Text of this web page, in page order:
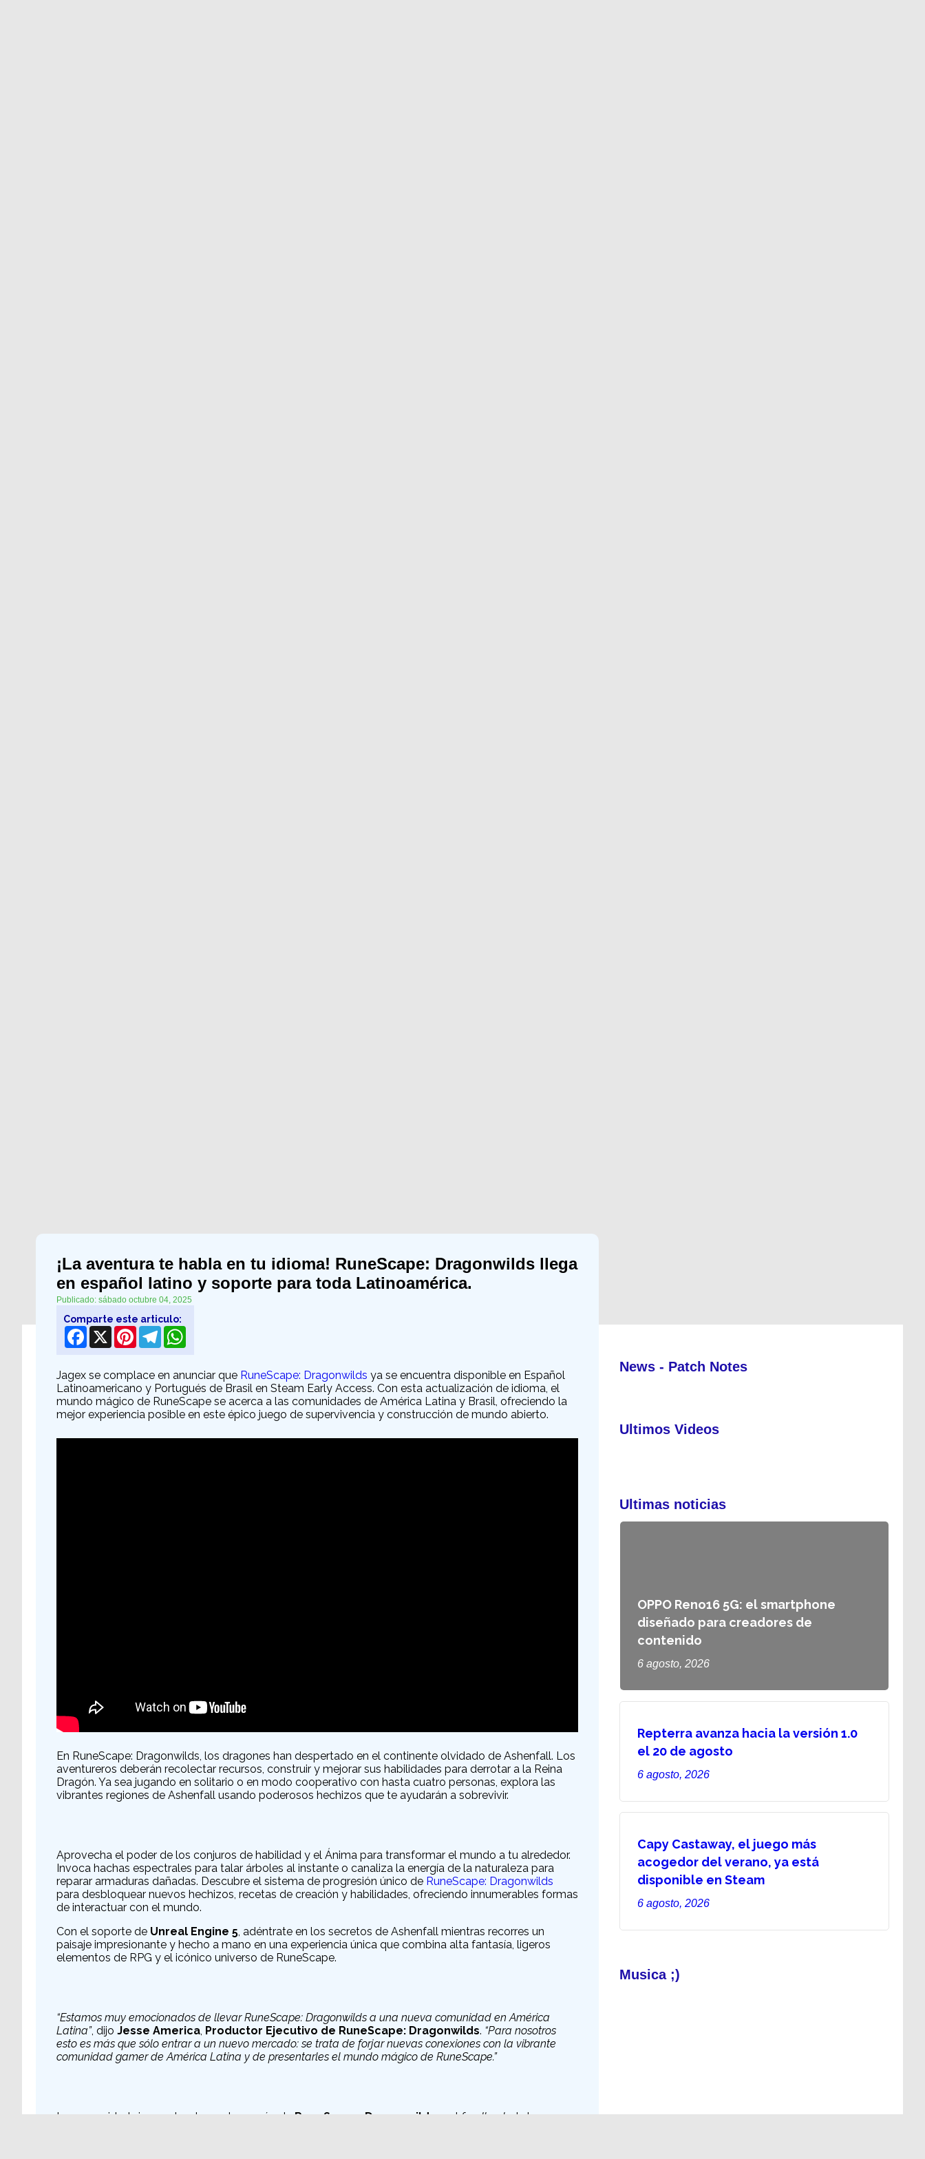
¡La aventura te habla en tu idioma! RuneScape: Dragonwilds llega
en español latino y soporte para toda Latinoamérica.
Publicado: sábado octubre 04, 2025
Comparte este articulo:
Facebook PinterestTelegram
Jagex se complace en anunciar que RuneScape: Dragonwilds ya se encuentra disponible en Español
Latinoamericano y Portugués de Brasil en Steam Early Access. Con esta actualización de idioma, el
mundo mágico de RuneScape se acerca a las comunidades de América Latina y Brasil, ofreciendo la
mejor experiencia posible en este épico juego de supervivencia y construcción de mundo abierto.
En RuneScape: Dragonwilds, los dragones han despertado en el continente olvidado de Ashenfall. Los
aventureros deberán recolectar recursos, construir y mejorar sus habilidades para derrotar a la Reina
Dragón. Ya sea jugando en solitario o en modo cooperativo con hasta cuatro personas, explora las
vibrantes regiones de Ashenfall usando poderosos hechizos que te ayudarán a sobrevivir.
Aprovecha el poder de los conjuros de habilidad y el Ánima para transformar el mundo a tu alrededor.
Invoca hachas espectrales para talar árboles al instante o canaliza la energía de la naturaleza para
reparar armaduras dañadas. Descubre el sistema de progresión único de RuneScape: Dragonwilds
para desbloquear nuevos hechizos, recetas de creación y habilidades, ofreciendo innumerables formas
de interactuar con el mundo.
Con el soporte de Unreal Engine 5, adéntrate en los secretos de Ashenfall mientras recorres un
paisaje impresionante y hecho a mano en una experiencia única que combina alta fantasía, ligeros
elementos de RPG y el icónico universo de RuneScape.
“Estamos muy emocionados de llevar RuneScape: Dragonwilds a una nueva comunidad en América
Latina”, dijo Jesse America, Productor Ejecutivo de RuneScape: Dragonwilds. “Para nosotros
esto es más que sólo entrar a un nuevo mercado: se trata de forjar nuevas conexiones con la vibrante
comunidad gamer de América Latina y de presentarles el mundo mágico de RuneScape.”
La comunidad sigue estando en el corazón deRuneScape: Dragonwilds, y elfeedbackde los
News - Patch Notes
Ultimos Videos
Ultimas noticias
OPPO Reno16 5G: el smartphone
diseñado para creadores de
contenido
6 agosto, 2026
Repterra avanza hacia la versión 1.0
el 20 de agosto
6 agosto, 2026
Capy Castaway, el juego más
acogedor del verano, ya está
disponible en Steam
6 agosto, 2026
Musica ;)